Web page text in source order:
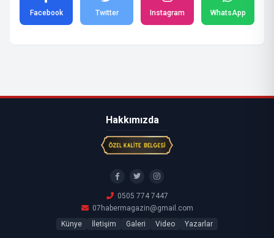
Facebook Twitter Instagram WhatsApp
Hakkımızda
0505 774 7447
07habermagazin@gmail.com
Künye
İletişim Galeri Video Yazarlar